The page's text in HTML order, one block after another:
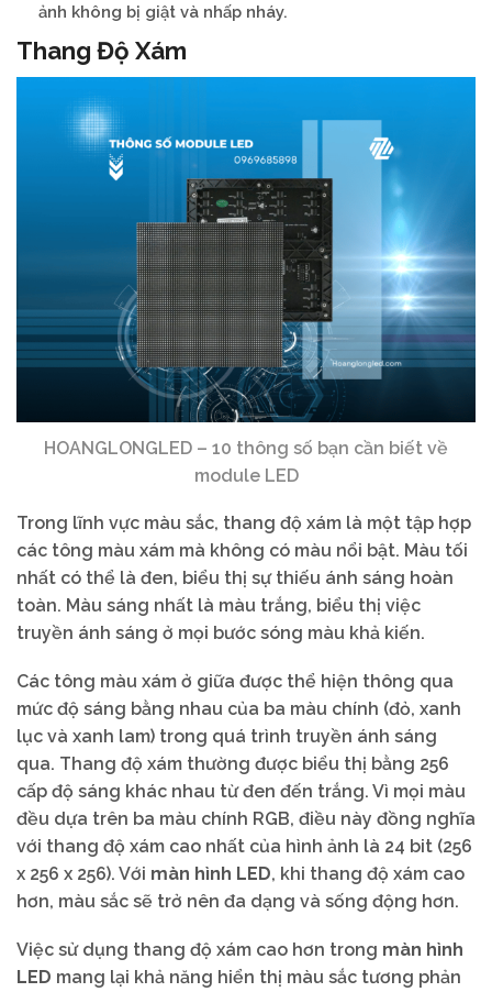
ảnh không bị giật và nhấp nháy.
Thang Độ Xám
HOANGLONGLED – 10 thông số bạn cần biết về
module LED
Trong lĩnh vực màu sắc, thang độ xám là một tập hợp
các tông màu xám mà không có màu nổi bật. Màu tối
nhất có thể là đen, biểu thị sự thiếu ánh sáng hoàn
toàn. Màu sáng nhất là màu trắng, biểu thị việc
truyền ánh sáng ở mọi bước sóng màu khả kiến.
Các tông màu xám ở giữa được thể hiện thông qua
mức độ sáng bằng nhau của ba màu chính (đỏ, xanh
lục và xanh lam) trong quá trình truyền ánh sáng
qua. Thang độ xám thường được biểu thị bằng 256
cấp độ sáng khác nhau từ đen đến trắng. Vì mọi màu
đều dựa trên ba màu chính RGB, điều này đồng nghĩa
với thang độ xám cao nhất của hình ảnh là 24 bit (256
x 256 x 256). Với màn hình LED, khi thang độ xám cao
hơn, màu sắc sẽ trở nên đa dạng và sống động hơn.
Việc sử dụng thang độ xám cao hơn trong màn hình
LED mang lại khả năng hiển thị màu sắc tương phản